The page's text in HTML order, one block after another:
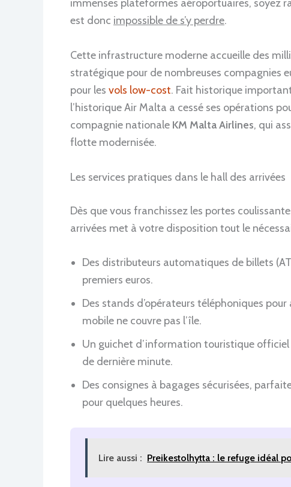
immenses plateformes aéroportuaires, soyez
est donc impossible de s’y perdre.
Cette infrastructure moderne accueille des
stratégique pour de nombreuses compagnies
pour les vols low-cost. Fait historique
l’historique Air Malta a cessé ses opérations
compagnie nationale KM Malta Airlines, qui
flotte modernisée.
Les services pratiques dans le hall des arrivées
Dès que vous franchissez les portes
arrivées met à votre disposition tout le
Des distributeurs automatiques de billets
premiers euros.
Des stands d’opérateurs téléphoniques
mobile ne couvre pas l’île.
Un guichet d’information touristique
de dernière minute.
Des consignes à bagages sécurisées,
pour quelques heures.
Lire aussi : Preikestolhytta : le refuge idéal